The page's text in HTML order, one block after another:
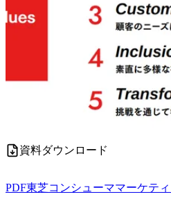
資料ダウンロード
PDF